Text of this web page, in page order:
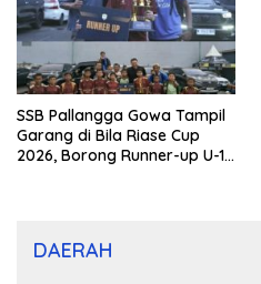
SSB Pallangga Gowa Tampil
Garang di Bila Riase Cup
2026, Borong Runner-up U-10
DAERAH